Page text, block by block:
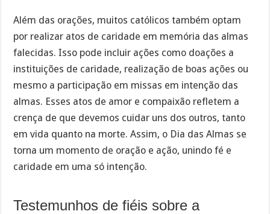
Além das orações, muitos católicos também optam
por realizar atos de caridade em memória das almas
falecidas. Isso pode incluir ações como doações a
instituições de caridade, realização de boas ações ou
mesmo a participação em missas em intenção das
almas. Esses atos de amor e compaixão refletem a
crença de que devemos cuidar uns dos outros, tanto
em vida quanto na morte. Assim, o Dia das Almas se
torna um momento de oração e ação, unindo fé e
caridade em uma só intenção.
Testemunhos de fiéis sobre a